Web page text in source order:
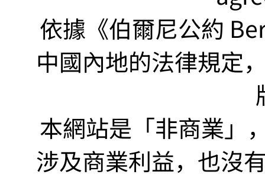
依據《伯爾尼公約
中國內地的法律規定
本網站是「非商業
涉及商業利益，也沒